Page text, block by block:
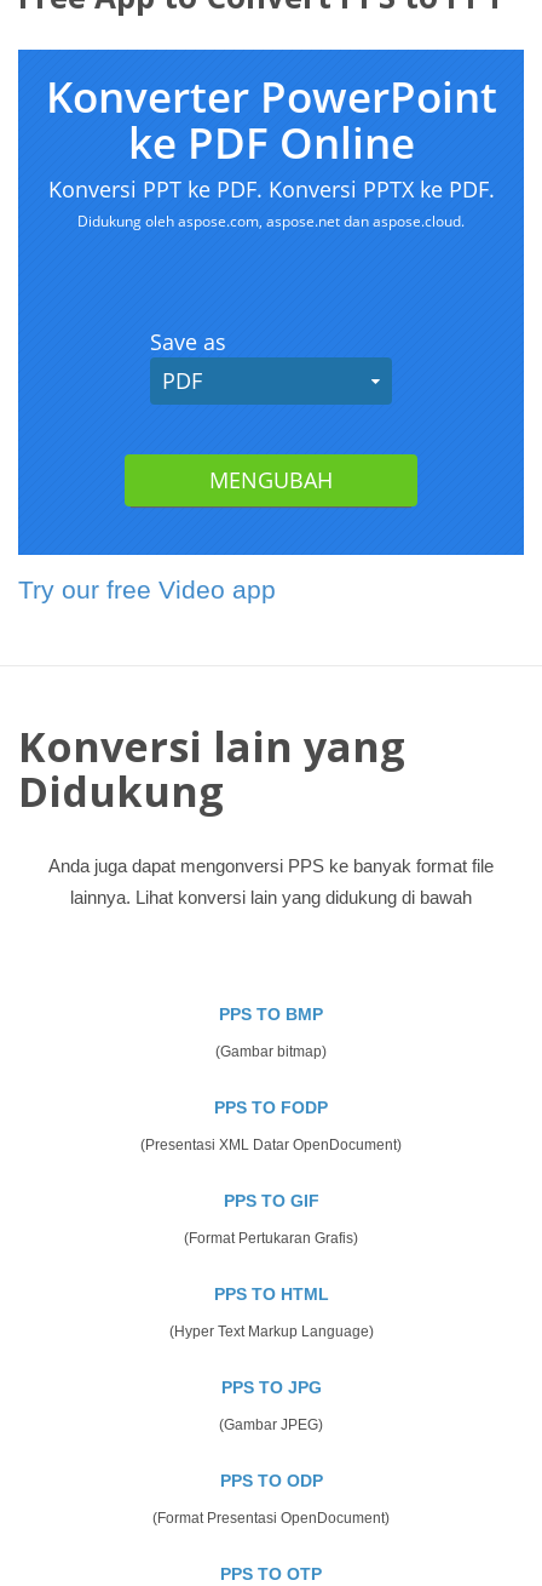
Try our free Video app
Konversi lain yang
Didukung
Anda juga dapat mengonversi PPS ke banyak format file
lainnya. Lihat konversi lain yang didukung di bawah
PPS TO BMP
(Gambar bitmap)
PPS TO FODP
(Presentasi XML Datar OpenDocument)
PPS TO GIF
(Format Pertukaran Grafis)
PPS TO HTML
(Hyper Text Markup Language)
PPS TO JPG
(Gambar JPEG)
PPS TO ODP
(Format Presentasi OpenDocument)
PPS TO OTP